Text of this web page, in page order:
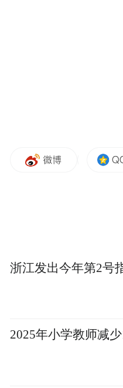
我在雁
浙江发出今年第2号
2025年小学教师减